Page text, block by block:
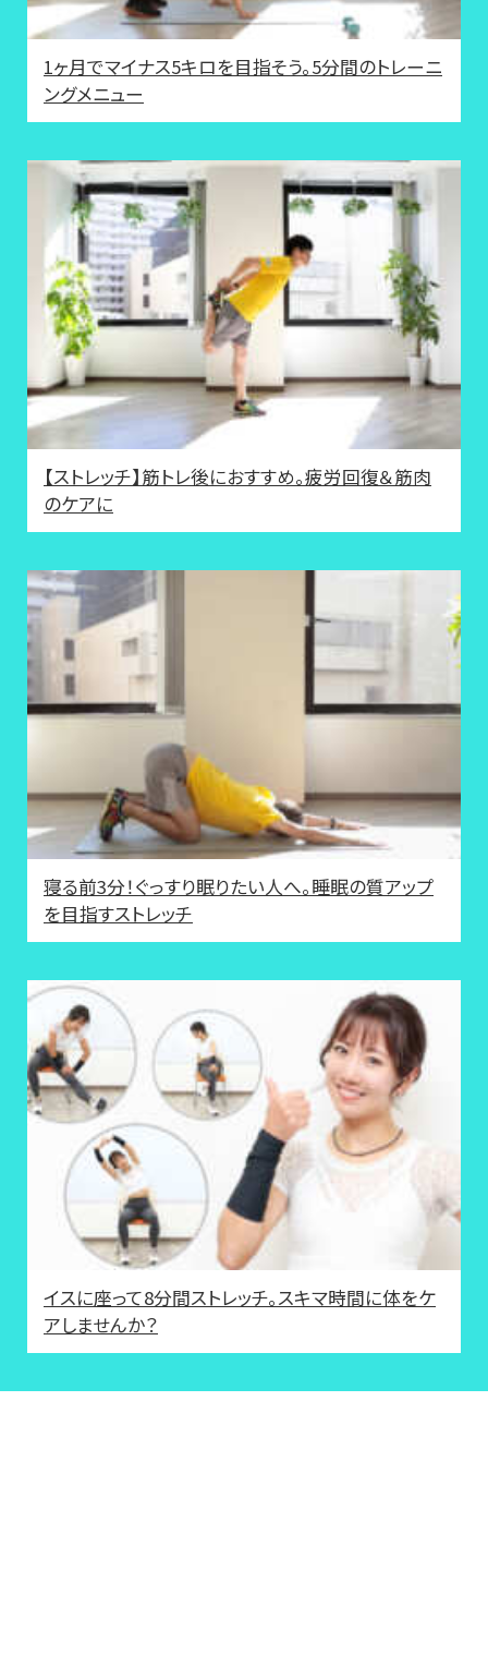
1ヶ月でマイナス5キロを目指そう。5分間のトレーニ
ングメニュー
【ストレッチ】筋トレ後におすすめ。疲労回復＆筋肉
のケアに
寝る前3分！ぐっすり眠りたい人へ。睡眠の質アップ
を目指すストレッチ
イスに座って8分間ストレッチ。スキマ時間に体をケ
アしませんか？